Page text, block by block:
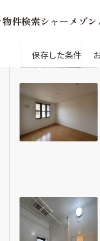
物件検索シ ャーメ ゾン
着メール設定 最近
通勤・通学
人気のカテ
保存した条件